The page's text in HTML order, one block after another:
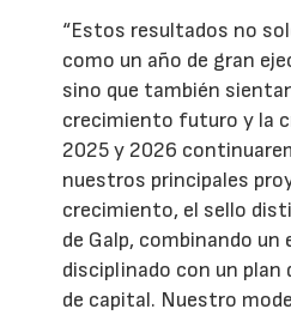
“Estos resultados no
como un año de gran
sino que también
crecimiento futuro y la
2025 y 2026
nuestros principales
crecimiento, el sello
de Galp, combinando un
disciplinado con un plan
de capital. Nuestro